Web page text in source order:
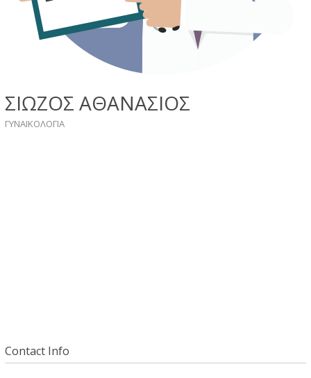
ΣΙΩΖΟΣ ΑΘΑΝΑΣΙΟΣ
ΓΥΝΑΙΚΟΛΟΓIA
Contact Info